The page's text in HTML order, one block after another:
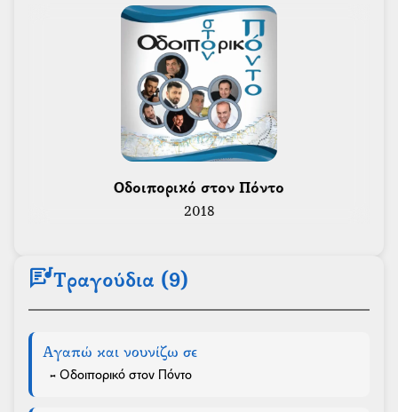
Οδοιπορικό στον Πόντο
2018
lyricsΤραγούδια (9)
Αγαπώ και νουνίζω σε
- Οδοιπορικό στον Πόντο